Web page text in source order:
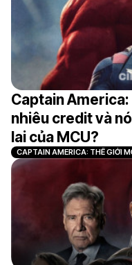
Captain
nhiêu credit và
lai của MCU?
CAPTAIN AMERICA: THẾ GIỚI